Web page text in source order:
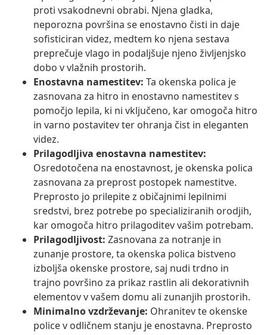
proti vsakodnevni obrabi. Njena gladka,
neporozna površina se enostavno čisti in daje
sofisticiran videz, medtem ko njena sestava
preprečuje vlago in podaljšuje njeno življenjsko
dobo v vlažnih prostorih.
Enostavna namestitev: Ta okenska polica je
zasnovana za hitro in enostavno namestitev s
pomočjo lepila, ki ni vključeno, kar omogoča hitro
in varno postavitev ter ohranja čist in eleganten
videz.
Prilagodljiva enostavna namestitev:
Osredotočena na enostavnost, je okenska polica
zasnovana za preprost postopek namestitve.
Preprosto jo prilepite z običajnimi lepilnimi
sredstvi, brez potrebe po specializiranih orodjih,
kar omogoča hitro prilagoditev vašim potrebam.
Prilagodljivost: Zasnovana za notranje in
zunanje prostore, ta okenska polica bistveno
izboljša okenske prostore, saj nudi trdno in
trajno površino za prikaz rastlin ali dekorativnih
elementov v vašem domu ali zunanjih prostorih.
Minimalno vzdrževanje: Ohranitev te okenske
police v odličnem stanju je enostavna. Preprosto